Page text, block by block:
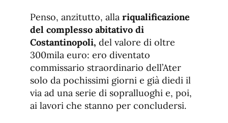
Penso, anzitutto, alla riqualificazione
del complesso abitativo di
Costantinopoli, del valore di oltre
300mila euro: ero diventato
commissario straordinario dell’Ater
solo da pochissimi giorni e già diedi il
via ad una serie di sopralluoghi e, poi,
ai lavori che stanno per concludersi.